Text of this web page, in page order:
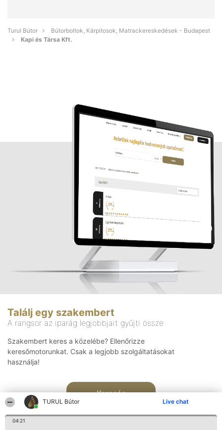
TURUL Bútor Live chat
04:21
Turul Bútor
Bútorboltok, Kárpitosok, Matrackereskedések - Budapest
Kapi és Társa Kft.
Találj egy szakembert
A rangsor az iparág legjobbjait gyűjti össze
Szakembert keres a közelébe? Ellenőrizze
keresőmotorunkat. Csak a legjobb szolgáltatásokat
használja!
Keresés